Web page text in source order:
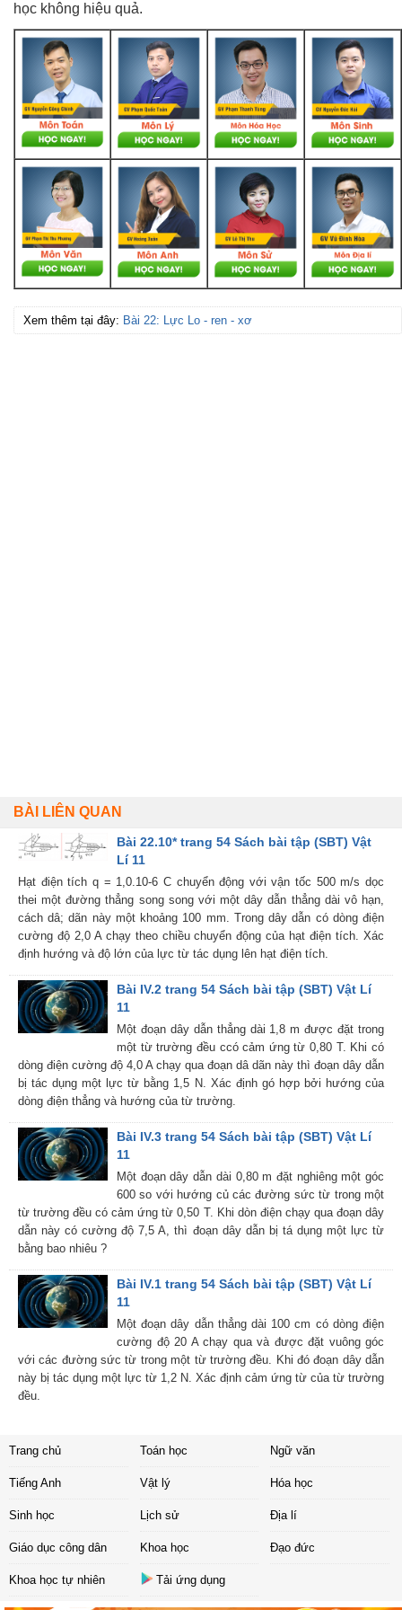
học không hiệu quả.
Xem thêm tại đây: Bài 22: Lực Lo - ren - xơ
BÀI LIÊN QUAN
Bài 22.10* trang 54 Sách bài tập (SBT) Vật
Lí 11
Hạt điện tích q = 1,0.10-6 C chuyển động với vận tốc 500 m/s dọc
thei một đường thẳng song song với một dây dẫn thẳng dài vô hạn,
cách dâ; dãn này một khoảng 100 mm. Trong dây dẫn có dòng điện
cường độ 2,0 A chạy theo chiều chuyển động của hạt điện tích. Xác
định hướng và độ lớn của lực từ tác dụng lên hạt điện tích.
Bài IV.2 trang 54 Sách bài tập (SBT) Vật Lí
11
Một đoạn dây dẫn thẳng dài 1,8 m được đặt trong
một từ trường đều ccó cảm ứng từ 0,80 T. Khi có
dòng điện cường độ 4,0 A chạy qua đoạn dâ dãn này thì đoạn dây dẫn
bị tác dụng một lực từ bằng 1,5 N. Xác định gó hợp bởi hướng của
dòng điện thẳng và hướng của từ trường.
Bài IV.3 trang 54 Sách bài tập (SBT) Vật Lí
11
Một đoạn dây dẫn dài 0,80 m đặt nghiêng một góc
600 so với hướng củ các đường sức từ trong một
từ trường đều có cảm ứng từ 0,50 T. Khi dòn điện chạy qua đoạn dây
dẫn này có cường độ 7,5 A, thì đoạn dây dẫn bị tá dụng một lực từ
bằng bao nhiêu ?
Bài IV.1 trang 54 Sách bài tập (SBT) Vật Lí
11
Một đoạn dây dẫn thẳng dài 100 cm có dòng điện
cường độ 20 A chạy qua và được đặt vuông góc
với các đường sức từ trong một từ trường đều. Khi đó đoạn dây dẫn
này bị tác dụng một lực từ 1,2 N. Xác định cảm ứng từ của từ trường
đều.
Trang chủ Toán học Ngữ văn
Tiếng Anh Vật lý Hóa học
Sinh học Lịch sử Địa lí
Giáo dục công dân Khoa học Đạo đức
Khoa học tự nhiên Tải ứng dụng